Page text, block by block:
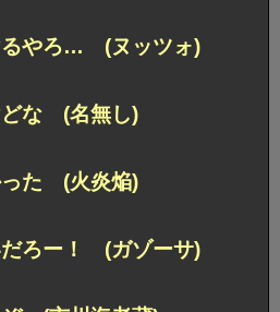
るやろ… (ヌッツォ)
どな (名無し)
った (火炎焔)
だろー！ (ガゾーサ)